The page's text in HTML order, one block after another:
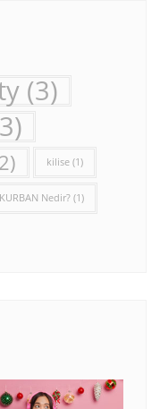
(3)
kilise (1)
Nedir? (1)